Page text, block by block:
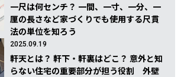
一尺は何センチ？ 一間、一寸、一分、一
厘の長さなど家づくりでも使用する尺貫
法の単位を知ろう
2025.09.19
軒天とは？ 軒下・軒裏はどこ？ 意外と知
らない住宅の重要部分が担う役割 外壁